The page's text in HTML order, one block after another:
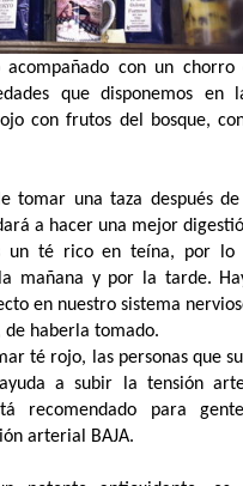
con un
que disponemos
con frutos del bosque,
tomar una taza después
a hacer una mejor
un té rico en teína, por lo
mañana y por la tarde.
en nuestro sistema
de haberla tomado.
té rojo, las personas que
a subir la tensión
recomendado para
arterial BAJA.